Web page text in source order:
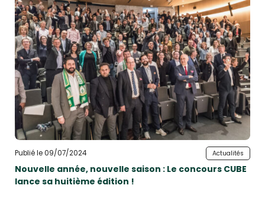
Publié le 09/07/2024 Actualités
Nouvelle année, nouvelle saison : Le concours CUBE
lance sa huitième édition !